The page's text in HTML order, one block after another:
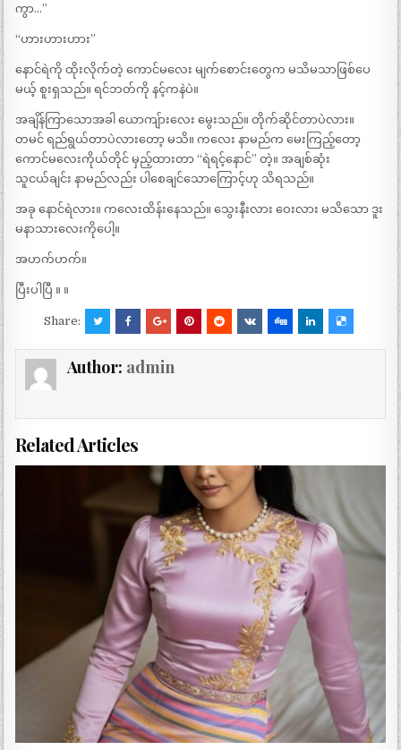
ကွာ…”
“ဟားဟားဟား”
နောင်ရဲကို ထိုးလိုက်တဲ့ ကောင်မလေး မျက်စောင်းတွေက မသိမသာဖြစ်ပေ
မယ့် စူးရှသည်။ ရင်ဘတ်ကို နင့်ကနဲပဲ။
အချိန်ကြာသောအခါ ယောကျ်ားလေး မွေးသည်။ တိုက်ဆိုင်တာပဲလား။
တမင် ရည်ရွယ်တာပဲလားတော့ မသိ။ ကလေး နာမည်က မေးကြည့်တော့
ကောင်မလေးကိုယ်တိုင် မှည့်ထားတာ “ရဲရင့်နောင်” တဲ့။ အချစ်ဆုံး
သူငယ်ချင်း နာမည်လည်း ပါစေချင်သောကြောင့်ဟု သိရသည်။
အခု နောင်ရဲလား။ ကလေးထိန်းနေသည်။ သွေးနီးလား ဝေးလား မသိသော ဒူး
မနာသားလေးကိုပေါ့။
အဟက်ဟက်။
ပြီးပါပြီ ။ ။
Share:
Author: admin
Related Articles